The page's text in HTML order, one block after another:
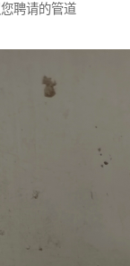
聘请的管道